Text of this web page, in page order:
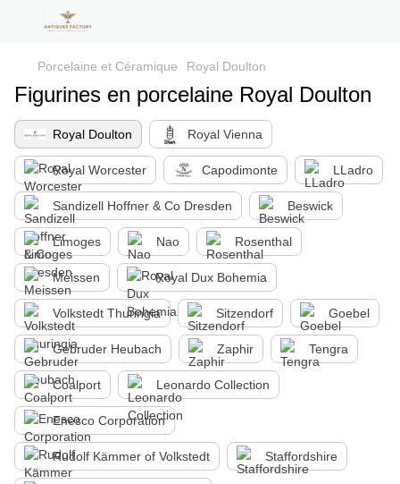
Porcelaine et Céramique Royal Doulton
Figurines en porcelaine Royal Doulton
Royal Doulton Royal Vienna
Royal Worcester Capodimonte LLadro
Sandizell Hoffner & Co Dresden Beswick
Limoges Nao Rosenthal
Meissen Royal Dux Bohemia
Volkstedt Thuringia Sitzendorf Goebel
Gebruder Heubach Zaphir Tengra
Coalport Leonardo Collection
Enesco Corporation
Rudolf Kämmer of Volkstedt Staffordshire